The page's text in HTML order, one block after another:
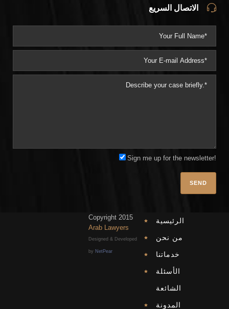
الاتصال السريع
Sign me up for the newsletter!
الرئيسية
من نحن
خدماتنا
الأسئلة
الشائعة
المدونة
Copyright 2015
Arab Lawyers
Designed & Developed
by NetPear